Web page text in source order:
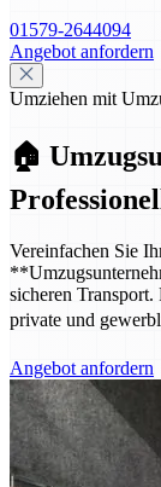
01579-2644094
Angebot anfordern
Umziehen mit
🏠
Vereinfachen Sie
sicheren
private und
Angebot anfordern